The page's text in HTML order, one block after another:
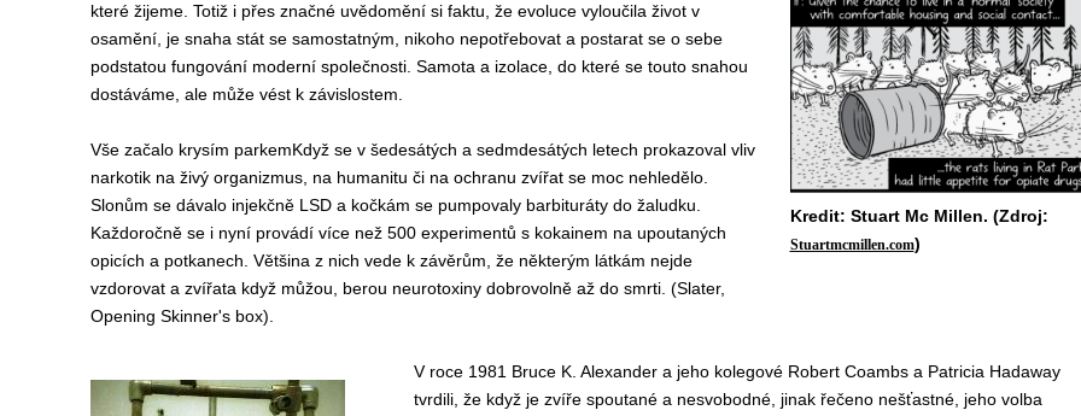
Kredit: Stuart Mc Millen. (Zdroj:
Stuartmcmillen.com)
které žijeme. Totiž i přes značné uvědomění si faktu, že evoluce vyloučila život v
osamění, je snaha stát se samostatným, nikoho nepotřebovat a postarat se o sebe
podstatou fungování moderní společnosti. Samota a izolace, do které se touto snahou
dostáváme, ale může vést k závislostem.
Vše začalo krysím parkemKdyž se v šedesátých a sedmdesátých letech prokazoval vliv
narkotik na živý organizmus, na humanitu či na ochranu zvířat se moc nehledělo.
Slonům se dávalo injekčně LSD a kočkám se pumpovaly barbituráty do žaludku.
Každoročně se i nyní provádí více než 500 experimentů s kokainem na upoutaných
opicích a potkanech. Většina z nich vede k závěrům, že některým látkám nejde
vzdorovat a zvířata když můžou, berou neurotoxiny dobrovolně až do smrti. (Slater,
Opening Skinner's box).
V roce 1981 Bruce K. Alexander a jeho kolegové Robert Coambs a Patricia Hadaway
tvrdili, že když je zvíře spoutané a nesvobodné, jinak řečeno nešťastné, jeho volba